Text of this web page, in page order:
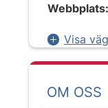
Webbplats:
Visa
OM OSS